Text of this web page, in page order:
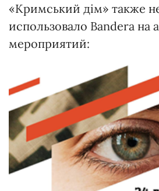
«Кримський дім» также
использовало Bandera на
мероприятий: